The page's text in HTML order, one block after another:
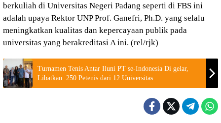
berkuliah di Universitas Negeri Padang seperti di FBS ini
adalah upaya Rektor UNP Prof. Ganefri, Ph.D. yang selalu
meningkatkan kualitas dan kepercayaan publik pada
universitas yang berakreditasi A ini. (rel/rjk)
Turnamen Tenis Antar Iluni PT se-Indonesia Di gelar,
Libatkan 250 Petenis dari 12 Universitas